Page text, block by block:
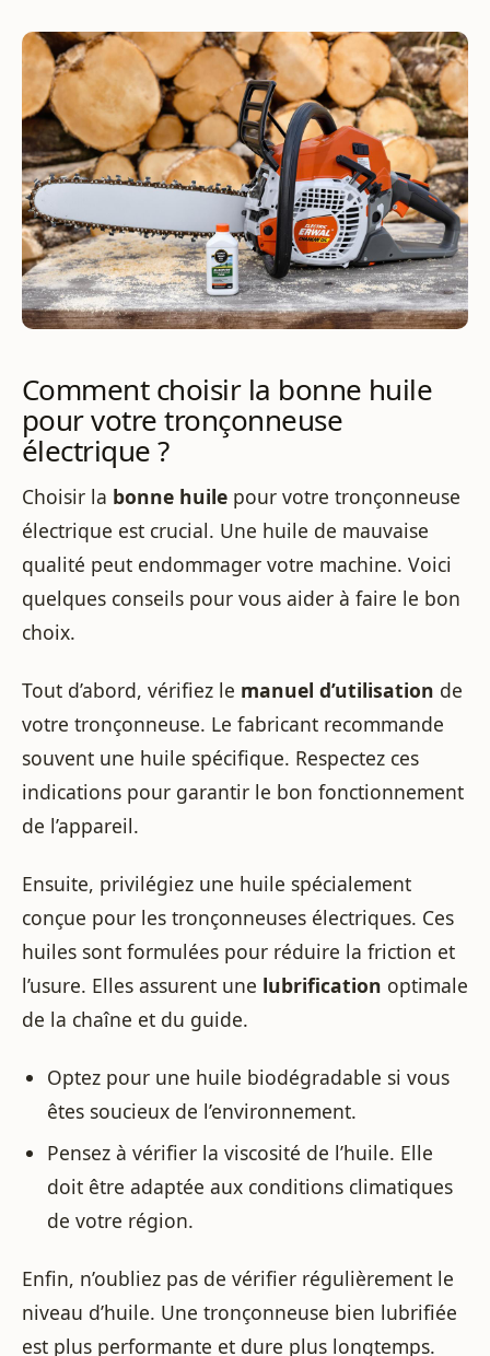
Comment choisir la bonne huile
pour votre tronçonneuse
électrique ?
Choisir la bonne huile pour votre tronçonneuse
électrique est crucial. Une huile de mauvaise
qualité peut endommager votre machine. Voici
quelques conseils pour vous aider à faire le bon
choix.
Tout d’abord, vérifiez le manuel d’utilisation de
votre tronçonneuse. Le fabricant recommande
souvent une huile spécifique. Respectez ces
indications pour garantir le bon fonctionnement
de l’appareil.
Ensuite, privilégiez une huile spécialement
conçue pour les tronçonneuses électriques. Ces
huiles sont formulées pour réduire la friction et
l’usure. Elles assurent une lubrification optimale
de la chaîne et du guide.
Optez pour une huile biodégradable si vous
êtes soucieux de l’environnement.
Pensez à vérifier la viscosité de l’huile. Elle
doit être adaptée aux conditions climatiques
de votre région.
Enfin, n’oubliez pas de vérifier régulièrement le
niveau d’huile. Une tronçonneuse bien lubrifiée
est plus performante et dure plus longtemps.